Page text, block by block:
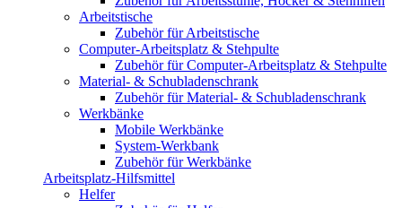
Arbeitstische
Zubehör für Arbeitstische
Computer-Arbeitsplatz & Stehpulte
Zubehör für Computer-Arbeitsplatz & Stehpulte
Material- & Schubladenschrank
Zubehör für Material- & Schubladenschrank
Werkbänke
Mobile Werkbänke
System-Werkbank
Zubehör für Werkbänke
Arbeitsplatz-Hilfsmittel
Helfer